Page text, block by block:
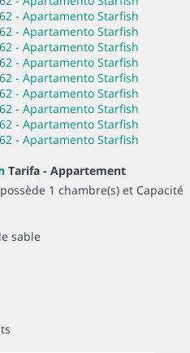
Tarifa - Appartement
1 chambre(s) et Capacité
sable